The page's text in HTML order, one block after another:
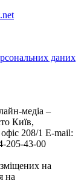
даних
медіа –
Київ,
208/1 E-mail:
205-43-00
на
на